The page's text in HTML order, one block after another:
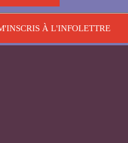
À L'INFOLETTRE